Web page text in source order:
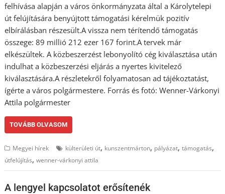
felhívása alapján a város önkormányzata által a Károlytelepi
út felújítására benyújtott támogatási kérelmük pozitív
elbírálásban részesült.A vissza nem térítendő támogatás
összege: 89 millió 212 ezer 167 forint.A tervek már
elkészültek. A közbeszerzést lebonyolító cég kiválasztása után
indulhat a közbeszerzési eljárás a nyertes kivitelező
kiválasztására.A részletekről folyamatosan ad tájékoztatást,
ígérte a város polgármestere. Forrás és fotó: Wenner-Várkonyi
Attila polgármester
TOVÁBB OLVASOM
Megyei hírek külterületi út, kunszentmárton, pályázat,támogatás,
útfelújítás,wenner-várkonyi attila
A lengyel kapcsolatot erősítenék